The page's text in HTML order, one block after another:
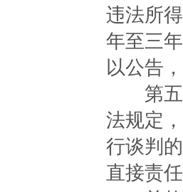
违法所
年至三
以公告
第五
法规定
行谈判
直接责